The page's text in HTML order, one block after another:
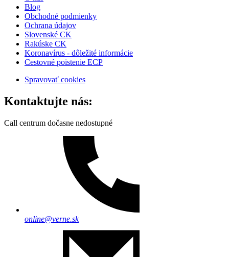
Blog
Obchodné podmienky
Ochrana údajov
Slovenské CK
Rakúske CK
Koronavírus - dôležité informácie
Cestovné poistenie ECP
Spravovať cookies
Kontaktujte nás:
Call centrum dočasne nedostupné
online@verne.sk